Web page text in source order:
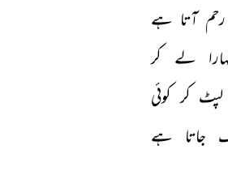
رحم آتا ہے
لے
کر
لپٹ کر کوئی
جاتا ہے